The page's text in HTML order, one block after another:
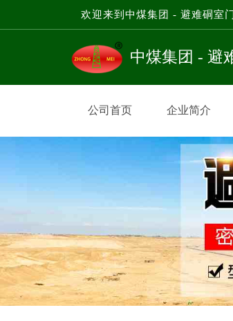
欢迎来到中煤集团 - 避难硐室
中煤集团 - 避
公司首页 企业简介